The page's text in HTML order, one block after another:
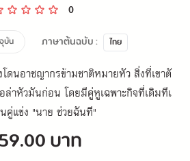
0
บัน ภาษาต้นฉบับ : ไทย
ดนอาชญากรข้ามชาติหมายหัว สิ่งที่เขาตั
ล่าหัวมันก่อน โดยมีคู่หูเฉพาะกิจที่เดิมทีเ
คู่แข่ง "นาย ช่วยฉันที"
บาท